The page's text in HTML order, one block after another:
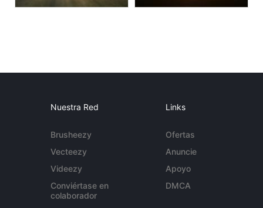
Nuestra Red
Brusheezy
Vecteezy
Videezy
Conviértase en
colaborador
Links
Ofertas
Anuncie
Apoyo
DMCA